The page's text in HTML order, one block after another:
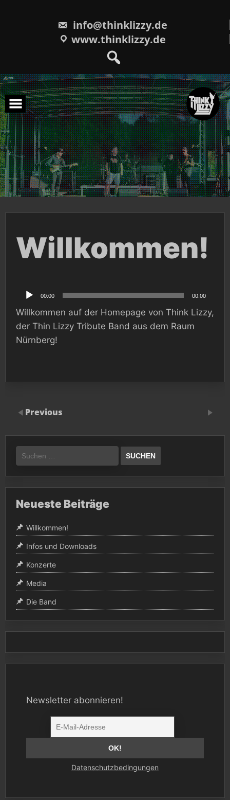
info@thinklizzy.de
www.thinklizzy.de
Willkommen!
Player
00:00 00:00
Willkommen auf der Homepage von Think Lizzy,
der Thin Lizzy Tribute Band aus dem Raum
Nürnberg!
Previous
Suchen
nach:
Neueste Beiträge
Willkommen!
Infos und Downloads
Konzerte
Media
Die Band
Newsletter abonnieren!
Datenschutzbedingungen